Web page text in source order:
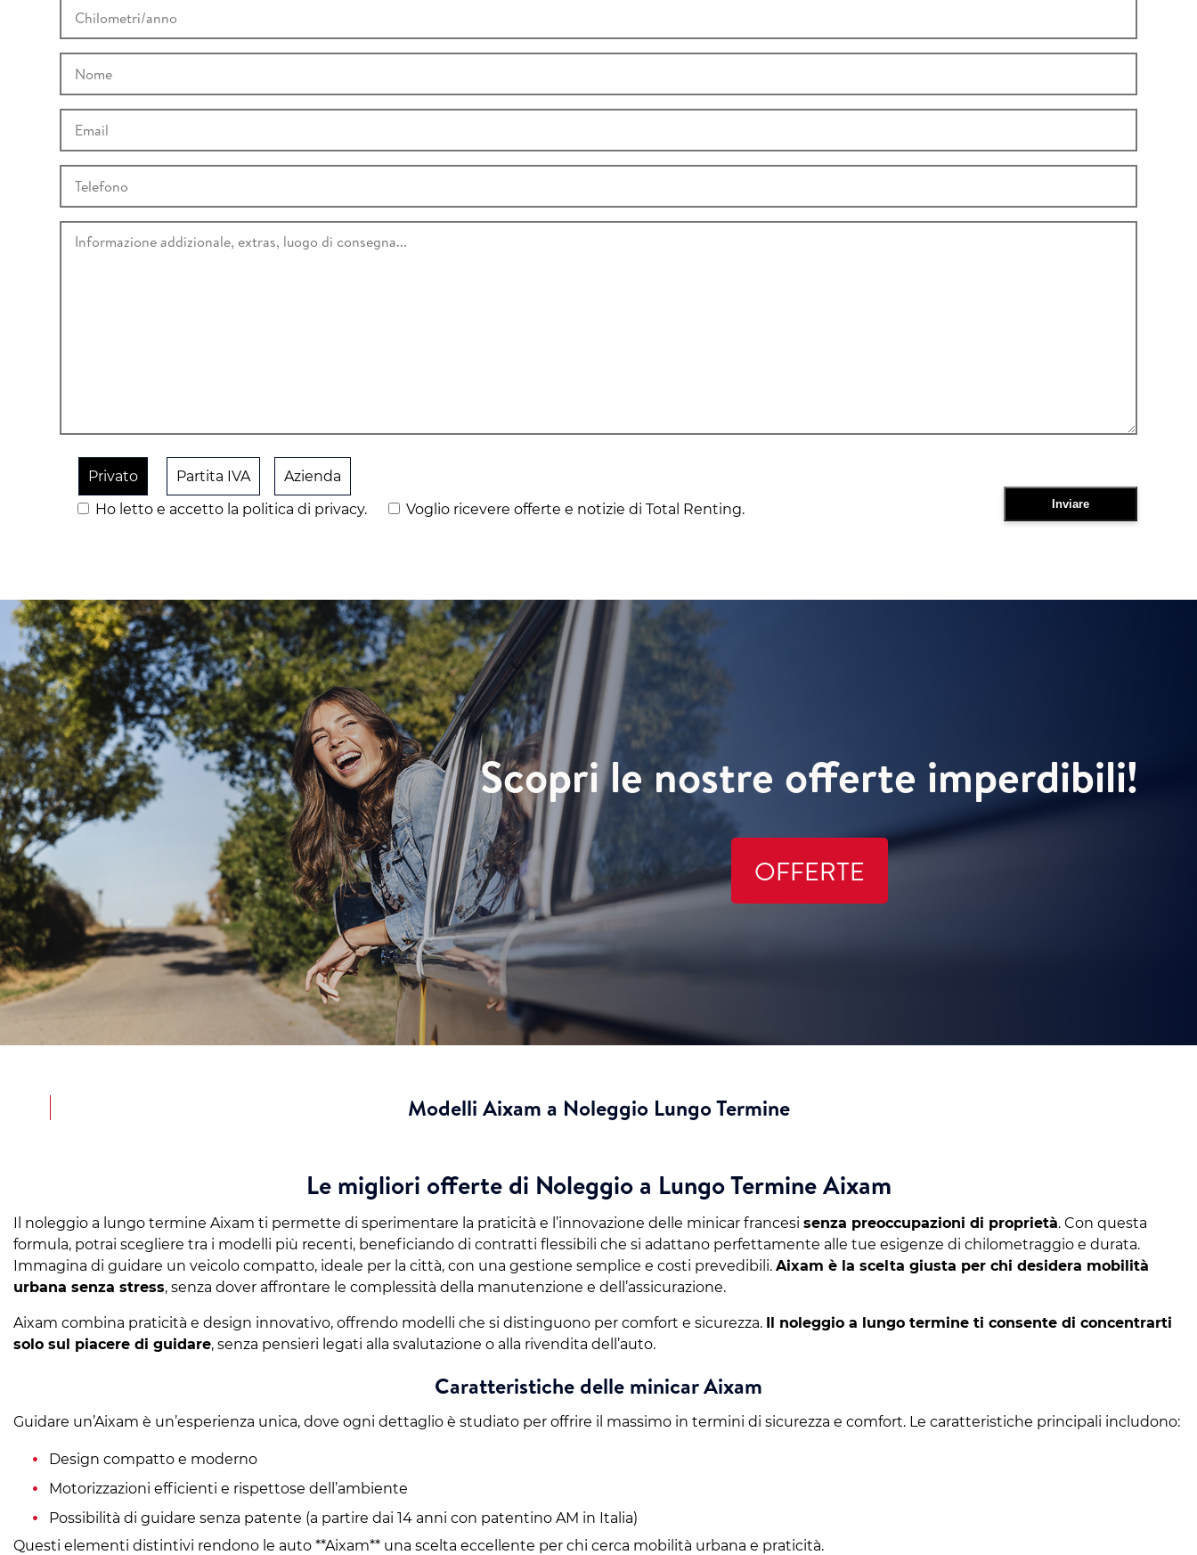
Privato Partita IVA
Azienda
Ho letto e accetto la politica di privacy.
Voglio ricevere offerte e notizie di Total Renting.
Scopri le nostre offerte imperdibili!
OFFERTE
Modelli Aixam a Noleggio Lungo Termine
Le migliori offerte di Noleggio a Lungo Termine Aixam
Il noleggio a lungo termine Aixam ti permette di sperimentare la praticità e l’innovazione delle minicar francesi senza preoccupazioni di proprietà. Con questa
formula, potrai scegliere tra i modelli più recenti, beneficiando di contratti flessibili che si adattano perfettamente alle tue esigenze di chilometraggio e durata.
Immagina di guidare un veicolo compatto, ideale per la città, con una gestione semplice e costi prevedibili. Aixam è la scelta giusta per chi desidera mobilità
urbana senza stress, senza dover affrontare le complessità della manutenzione e dell’assicurazione.
Aixam combina praticità e design innovativo, offrendo modelli che si distinguono per comfort e sicurezza. Il noleggio a lungo termine ti consente di concentrarti
solo sul piacere di guidare, senza pensieri legati alla svalutazione o alla rivendita dell’auto.
Caratteristiche delle minicar Aixam
Guidare un’Aixam è un’esperienza unica, dove ogni dettaglio è studiato per offrire il massimo in termini di sicurezza e comfort. Le caratteristiche principali includono:
Design compatto e moderno
Motorizzazioni efficienti e rispettose dell’ambiente
Possibilità di guidare senza patente (a partire dai 14 anni con patentino AM in Italia)
Questi elementi distintivi rendono le auto **Aixam** una scelta eccellente per chi cerca mobilità urbana e praticità.